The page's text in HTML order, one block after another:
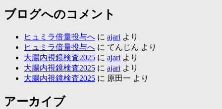
ブログへのコメント
ヒュミラ倍量投与へ に ajari より
ヒュミラ倍量投与へ に てんじん より
大腸内視鏡検査2025 に ajari より
大腸内視鏡検査2025 に ajari より
大腸内視鏡検査2025 に 原田一 より
アーカイブ